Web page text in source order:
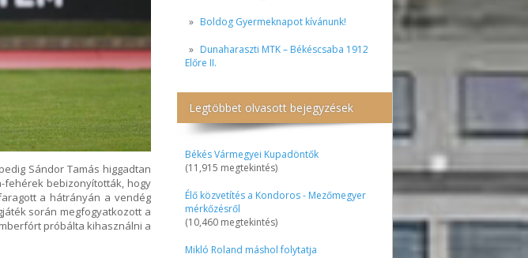
Boldog Gyermeknapot kívánunk!
Dunaharaszti MTK – Békéscsaba 1912
Előre II.
Legtöbbet olvasott bejegyzések
Békés Vármegyei Kupadöntők
(11,915 megtekintés)
Élő közvetítés a Kondoros - Mezőmegyer
mérkőzésről
(10,460 megtekintés)
Mikló Roland máshol folytatja
Sándor Tamás higgadtan
fehérek bebizonyították, hogy
a hátrányán a vendég
során megfogyatkozott a
próbálta kihasználni a